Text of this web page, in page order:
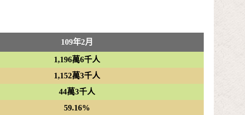
109年2月
1,196萬6千人
1,152萬3千人
44萬3千人
59.16%